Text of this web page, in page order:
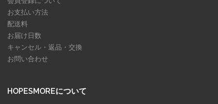
お支払い方法
配送料
お届け日数
キャンセル・返品・交換
お問い合わせ
HOPESMOREについて